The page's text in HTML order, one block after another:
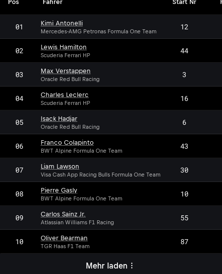
Pos Fahrer Start Nr
01 Kimi Antonelli
Mercedes-AMG Petronas Formula One Team 12
02 Lewis Hamilton
Scuderia Ferrari HP 44
03 Max Verstappen
Oracle Red Bull Racing 3
04 Charles Leclerc
Scuderia Ferrari HP 16
05 Isack Hadjar
Oracle Red Bull Racing 6
06 Franco Colapinto
BWT Alpine Formula One Team 43
07 Liam Lawson
Visa Cash App Racing Bulls Formula One Team 30
08 Pierre Gasly
BWT Alpine Formula One Team 10
09 Carlos Sainz Jr.
Atlassian Williams F1 Racing 55
10 Oliver Bearman
TGR Haas F1 Team 87
Mehr laden